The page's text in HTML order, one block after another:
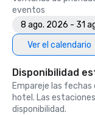
eventos
8 ago. 2026 - 31
Ver el calendario
Disponibilidad
Empareje las
hotel. Las
disponibilidad.